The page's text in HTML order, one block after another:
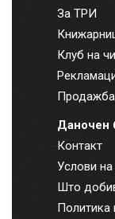
За ТРИ
Клуб на
Даночен
Контакт
Услови
Што
Политика